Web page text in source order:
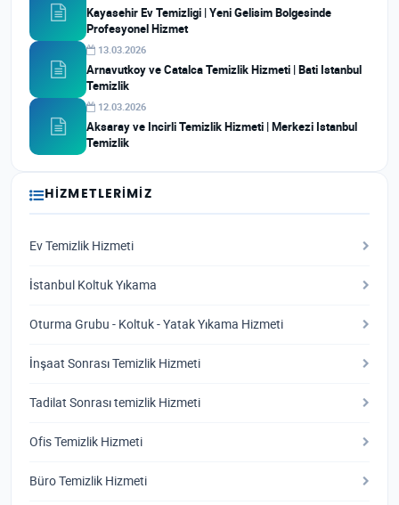
Kayasehir Ev Temizligi | Yeni Gelisim Bolgesinde
Profesyonel Hizmet
13.03.2026
Arnavutkoy ve Catalca Temizlik Hizmeti | Bati Istanbul
Temizlik
12.03.2026
Aksaray ve Incirli Temizlik Hizmeti | Merkezi Istanbul
Temizlik
HIZMETLERIMIZ
Ev Temizlik Hizmeti
İstanbul Koltuk Yıkama
Oturma Grubu - Koltuk - Yatak Yıkama Hizmeti
İnşaat Sonrası Temizlik Hizmeti
Tadilat Sonrası temizlik Hizmeti
Ofis Temizlik Hizmeti
Büro Temizlik Hizmeti